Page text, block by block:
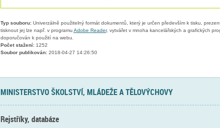
Typ souboru:Univerzálně použitelný formát dokumentů, který je určen především k tisku,
tisknout jej lze např. v programu Adobe Reader, vytvářet v mnoha kancelářských a grafických
doporučován k použití na webu.
Počet stažení:1252
Soubor publikován:2018-04-27 14:26:50
MINISTERSTVO ŠKOLSTVÍ, MLÁDEŽE A TĚLOVÝCHOVY
Rejstříky, databáze